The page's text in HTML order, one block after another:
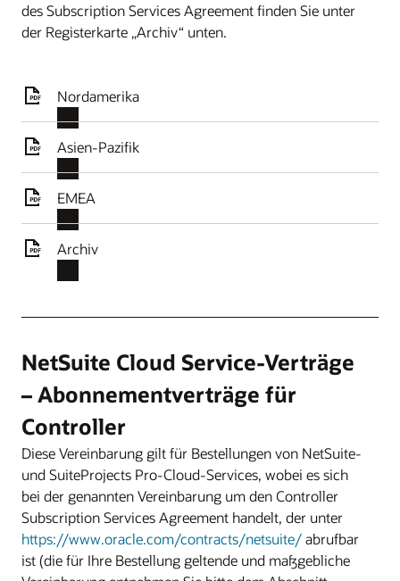
des Subscription Services Agreement finden Sie unter
der Registerkarte „Archiv“ unten.
Nordamerika
Asien-Pazifik
EMEA
Archiv
NetSuite Cloud Service-Verträge
– Abonnementverträge für
Controller
Diese Vereinbarung gilt für Bestellungen von NetSuite-
und SuiteProjects Pro-Cloud-Services, wobei es sich
bei der genannten Vereinbarung um den Controller
Subscription Services Agreement handelt, der unter
https://www.oracle.com/contracts/netsuite/abrufbar
ist (die für Ihre Bestellung geltende und maßgebliche